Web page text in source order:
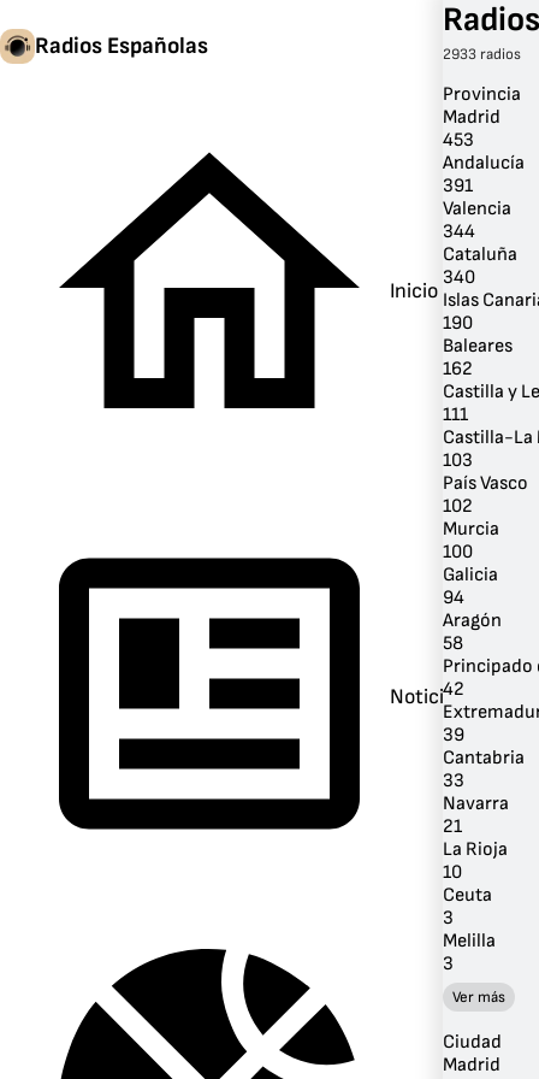
Radios Españolas
Inicio
Noticias
2933 radios
Provincia
Madrid
453
Andalucía
391
Valencia
344
Cataluña
340
Islas
190
Baleares
162
Castilla y
111
Castilla-La
103
País Vasco
102
Murcia
100
Galicia
94
Aragón
58
Principado
42
39
Cantabria
33
Navarra
21
La Rioja
10
Ceuta
3
Melilla
3
Ver más
Ciudad
Madrid